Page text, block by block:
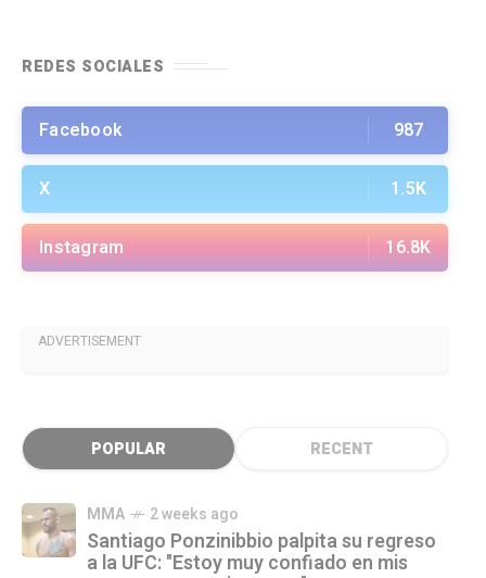
REDES SOCIALES
Facebook 987
X 1.5K
Instagram 16.8K
ADVERTISEMENT
POPULAR RECENT
MMA 2 weeks ago
Santiago Ponzinibbio palpita su regreso
a la UFC: "Estoy muy confiado en mis